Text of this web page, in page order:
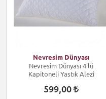
Nevresim Dünyası
Nevresim Dünyası 4'lü
Kapitoneli Yastık Alezi
599,00